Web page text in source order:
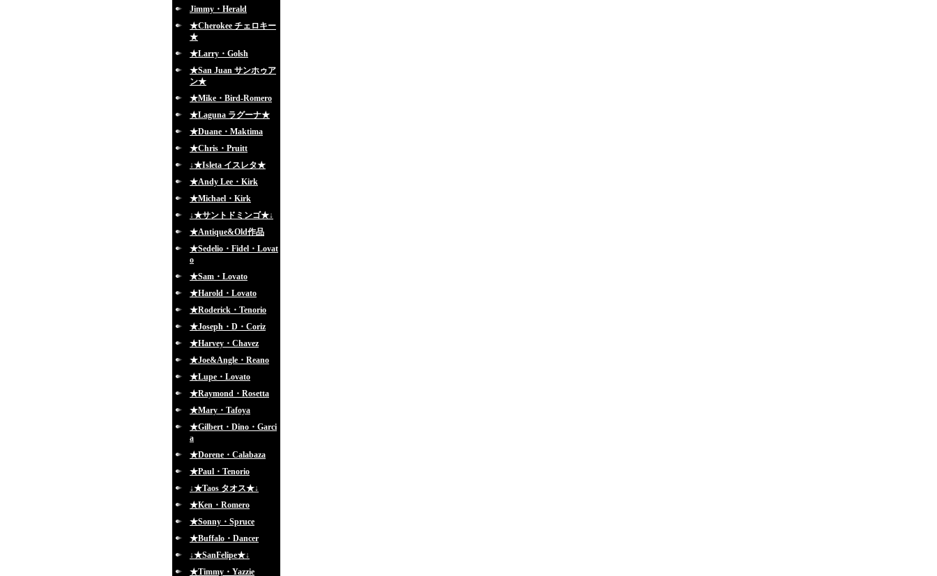
Jimmy・Herald
★Cherokee チェロキー
★
★Larry・Golsh
★San Juan サンホゥア
ン★
★Mike・Bird-Romero
★Laguna ラグーナ★
★Duane・Maktima
★Chris・Pruitt
↓★Isleta イスレタ★
★Andy Lee・Kirk
★Michael・Kirk
↓★サントドミンゴ★↓
★Antique&Old作品
★Sedelio・Fidel・Lovat
o
★Sam・Lovato
★Harold・Lovato
★Roderick・Tenorio
★Joseph・D・Coriz
★Harvey・Chavez
★Joe&Angle・Reano
★Lupe・Lovato
★Raymond・Rosetta
★Mary・Tafoya
★Gilbert・Dino・Garci
a
★Dorene・Calabaza
★Paul・Tenorio
↓★Taos タオス★↓
★Ken・Romero
★Sonny・Spruce
★Buffalo・Dancer
↓★SanFelipe★↓
★Timmy・Yazzie